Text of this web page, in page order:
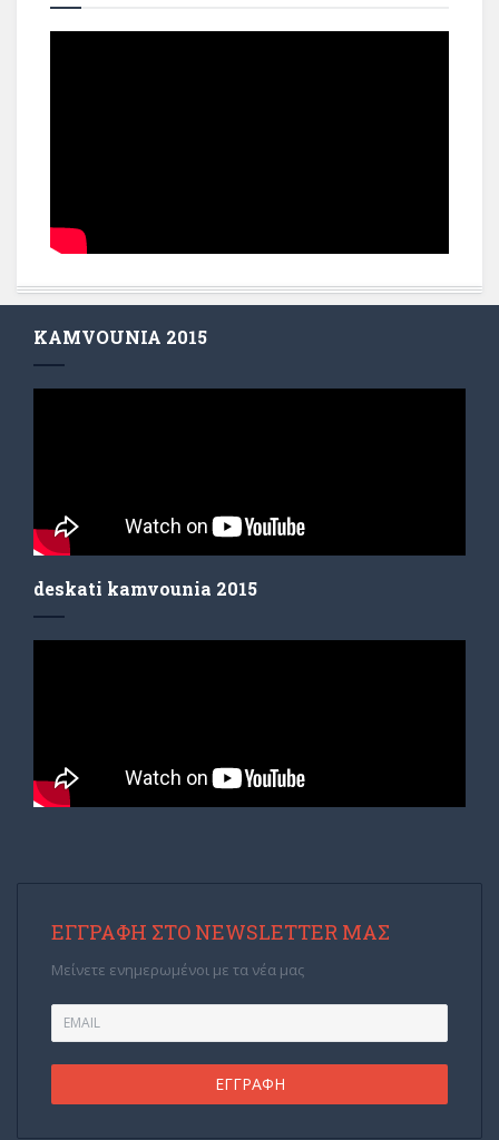
KAMVOUNIA 2015
deskati kamvounia 2015
ΕΓΓΡΑΦΉ ΣΤΟ NEWSLETTER ΜΑΣ
Μείνετε ενημερωμένοι με τα νέα μας